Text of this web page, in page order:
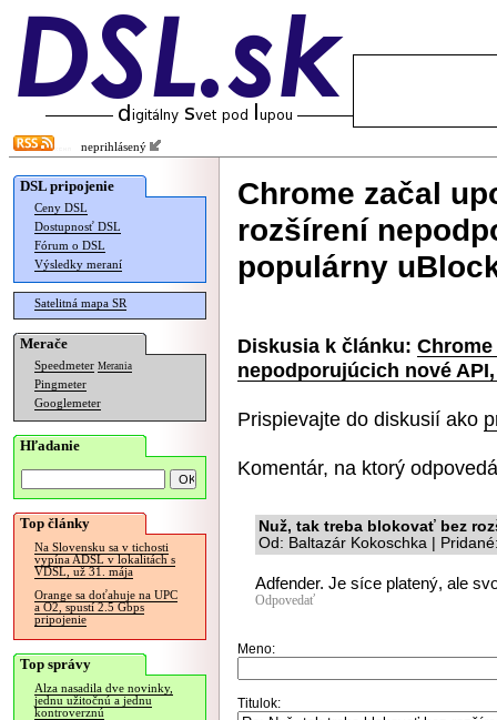
neprihlásený
DSL pripojenie
Ceny DSL
Dostupnosť DSL
Fórum o DSL
Výsledky meraní
Satelitná mapa SR
Merače
Speedmeter Merania
Pingmeter
Googlemeter
Hľadanie
Top články
Na Slovensku sa v tichosti
vypína ADSL v lokalitách s
VDSL, už 31. mája
Orange sa doťahuje na UPC
a O2, spustí 2.5 Gbps
pripojenie
Top správy
Alza nasadila dve novinky,
jednu užitočnú a jednu
kontroverznú
Chrome začal
rozšírení
populárny
Diskusia k článku:
nepodporujúcich nové
Prispievajte do diskusií ako
Komentár, na ktorý
Nuž, tak treba blokovať bez
Od: Baltazár Kokoschka |
Adfender. Je síce platený, ale
Odpovedať
Meno:
Titulok: